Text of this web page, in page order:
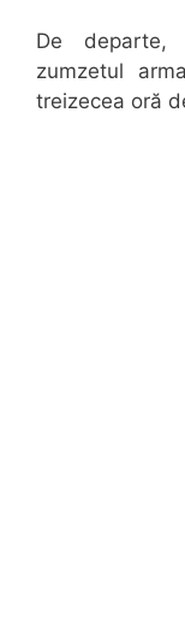
De departe,
zumzetul
treizecea oră